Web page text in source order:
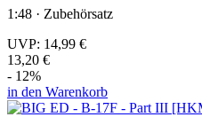
1:48 · Zubehörsatz
UVP: 14,99 €
13,20 €
- 12%
in den Warenkorb